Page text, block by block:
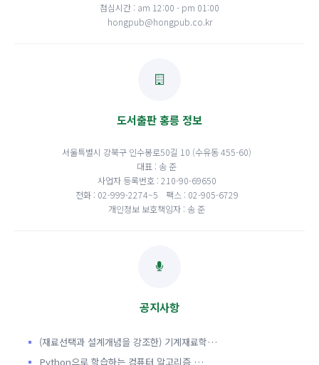
점심시간 : am 12:00 - pm 01:00
hongpub@hongpub.co.kr
도서출판 홍릉 정보
서울특별시 강북구 인수봉로50길 10 (수유동 455-60)
대표 : 송 준
사업자 등록번호 : 210-90-69650
전화 : 02-999-2274~5
팩스 : 02-905-6729
개인정보 보호책임자 : 송 준
공지사항
(재료선택과 설계개념을 강조한) 기계재료학…
Python으로 학습하는 컴퓨터 알고리즘 …